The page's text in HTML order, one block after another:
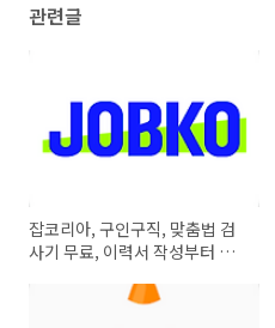
관련글
잡코리아, 구인구직, 맞춤법 검
사기 무료, 이력서 작성부터 입